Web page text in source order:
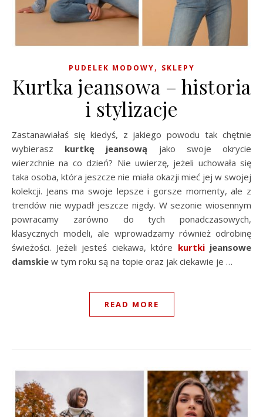
PUDELEK MODOWY, SKLEPY
Kurtka jeansowa – historia
i stylizacje
Zastanawiałaś się kiedyś, z jakiego powodu tak chętnie
wybierasz kurtkę jeansową jako swoje okrycie
wierzchnie na co dzień? Nie uwierzę, jeżeli uchowała się
taka osoba, która jeszcze nie miała okazji mieć jej w swojej
kolekcji. Jeans ma swoje lepsze i gorsze momenty, ale z
trendów nie wypadł jeszcze nigdy. W sezonie wiosennym
powracamy zarówno do tych ponadczasowych,
klasycznych modeli, ale wprowadzamy również odrobinę
świeżości. Jeżeli jesteś ciekawa, które kurtkijeansowe
damskie w tym roku są na topie oraz jak ciekawie je …
READ MORE